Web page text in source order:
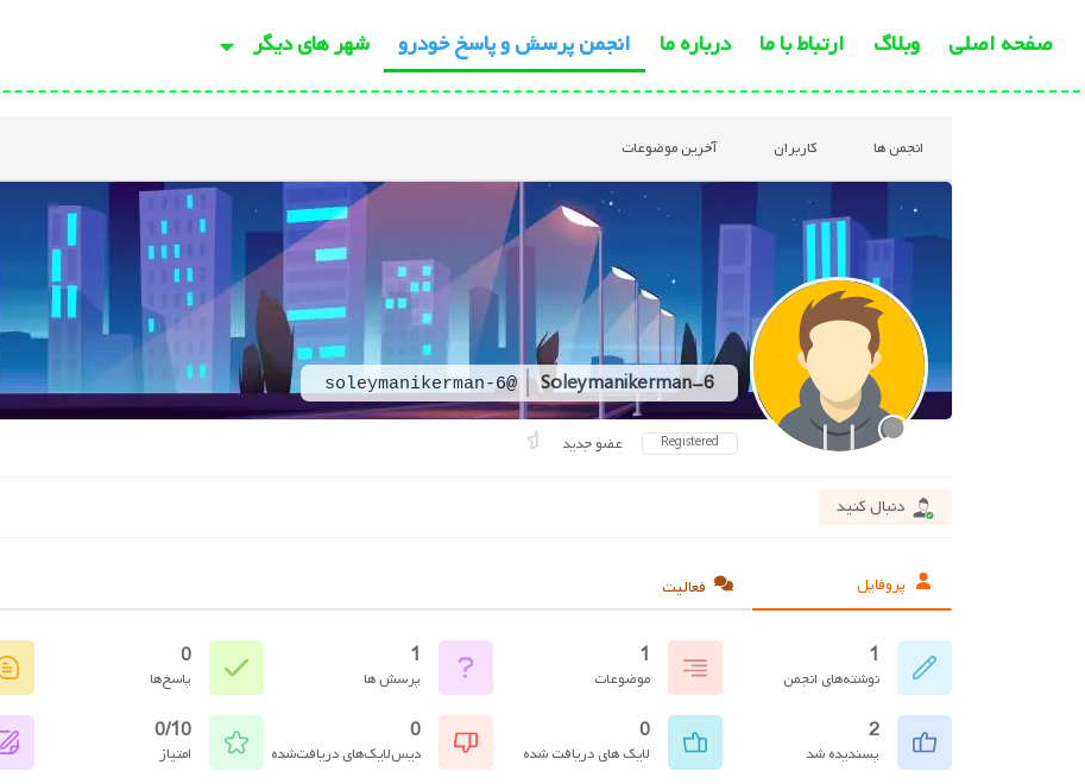
صفحه اصلی وبلاگ ارتباط با ما درباره ما انجمن پرسش و پاسخ خودرو شهر های دیگر
انجمن ها کاربران آخرین موضوعات
Soleymanikerman-6
@soleymanikerman-6
Registered عضو جدید
دنبال کنید
پروفایل فعالیت
1
نوشته‌های انجمن
1
موضوعات
1
پرسش ها
0
پاسخ‌ها
2
پسندیده شد
0
لایک های دریافت شده
0
دیس‌لایک‌های دریافت‌شده
0/10
امتیاز